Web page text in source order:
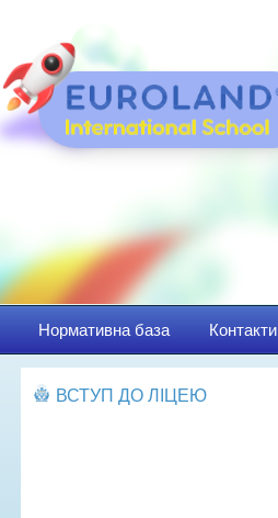
Нормативна база Контакти
ВСТУП ДО ЛІЦЕЮ